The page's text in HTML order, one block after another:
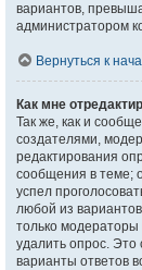
вариантов,
администратором
Вернуться к
Как мне
Так же, как и
создателями,
редактирования
сообщения в теме;
успел
любой из
только модераторы
удалить опрос. Это
варианты ответов